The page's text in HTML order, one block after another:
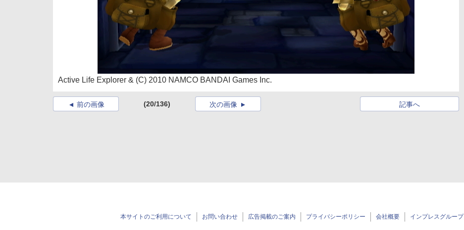
Active Life Explorer & (C) 2010 NAMCO BANDAI Games Inc.
前の画像 (20/136) 記事へ
次の画像
本サイトのご利用について お問い合わせ 広告掲載のご案内 プライバシーポリシー 会社概要 インプレスグループ